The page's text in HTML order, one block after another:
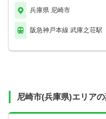
兵庫県 尼崎市
阪急神戸本線 武庫之荘駅
尼崎市(兵庫県)エリア